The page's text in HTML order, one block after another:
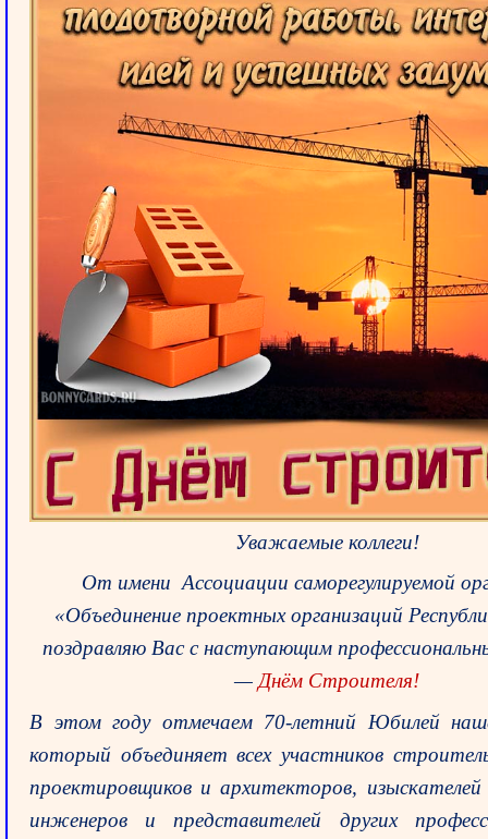
Уважаемые коллеги!
От имени Ассоциации саморегулируемой
«Объединение проектных организаций
поздравляю Вас с наступающим
—Днём Строителя!
В этом году отмечаем 70-летний Юбилей
который объединяет всех участников
проектировщиков и архитекторов,
инженеров и представителей других